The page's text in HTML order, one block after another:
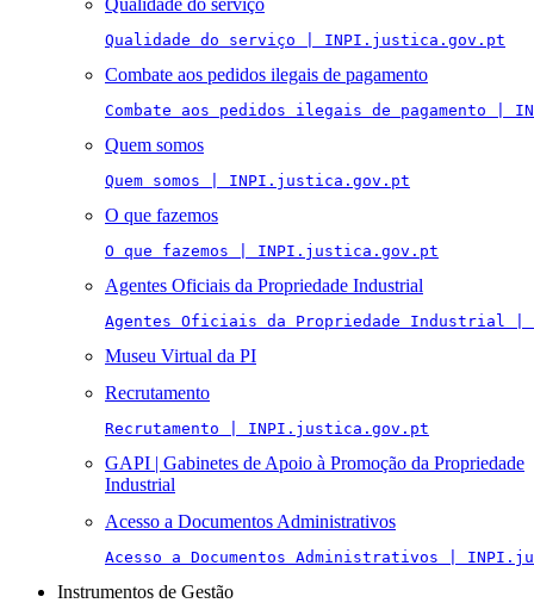
Qualidade do serviço
Qualidade do serviço | INPI.justica.gov.pt
Combate aos pedidos ilegais de pagamento
Combate aos pedidos ilegais de pagamento |
Quem somos
Quem somos | INPI.justica.gov.pt
O que fazemos
O que fazemos | INPI.justica.gov.pt
Agentes Oficiais da Propriedade Industrial
Agentes Oficiais da Propriedade Industrial
Museu Virtual da PI
Recrutamento
Recrutamento | INPI.justica.gov.pt
GAPI | Gabinetes de Apoio à Promoção da Propriedade
Industrial
Acesso a Documentos Administrativos
Acesso a Documentos Administrativos |
Instrumentos de Gestão